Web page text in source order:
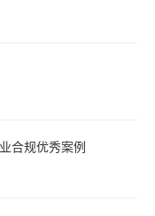
合规优秀案例